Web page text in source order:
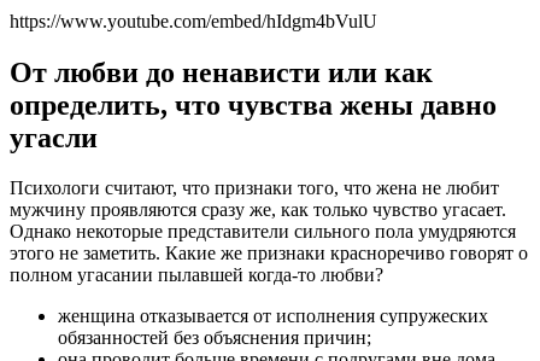
https://www.youtube.com/embed/hIdgm4bVulU
От любви до ненависти или как
определить, что чувства жены давно
угасли
Психологи считают, что признаки того, что жена не любит
мужчину проявляются сразу же, как только чувство угасает.
Однако некоторые представители сильного пола умудряются
этого не заметить. Какие же признаки красноречиво говорят о
полном угасании пылавшей когда-то любви?
женщина отказывается от исполнения супружеских
обязанностей без объяснения причин;